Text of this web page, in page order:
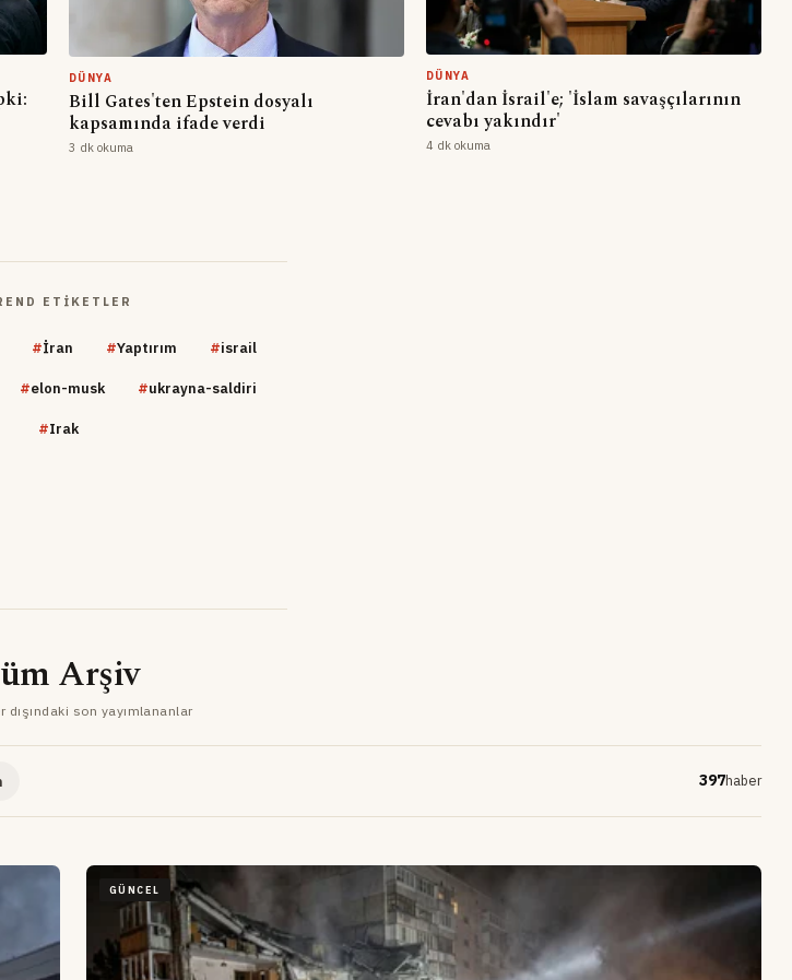
DÜNYA
Bill Gates'ten Epstein dosyalı
kapsamında ifade verdi
3 dk okuma
DÜNYA
İran'dan İsrail'e; 'İslam savaşçılarının
cevabı yakındır'
4 dk okuma
ETIKETLER
#İran #Yaptırım #israil
#elon-musk #ukrayna-saldiri
#Irak
Arşiv
dışındaki son yayımlananlar
397haber
GÜNCEL